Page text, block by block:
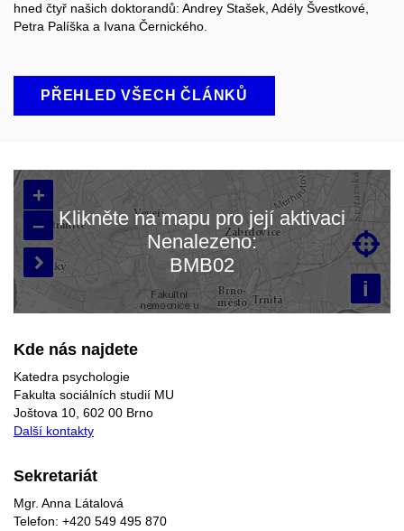
hned čtyř našich doktorandů: Andrey Stašek, Adély Švestkové,
Petra Palíška a Ivana Černického.
PŘEHLED VŠECH ČLÁNKŮ
Načítám mapu…
+
–
i


Klikněte na mapu pro její aktivaci
Nenalezeno:
BMB02
Kde nás najdete
Katedra psychologie
Fakulta sociálních studií MU
Joštova 10, 602 00 Brno
Další kontakty
Sekretariát
Mgr. Anna Látalová
Telefon: +420 549 495 870